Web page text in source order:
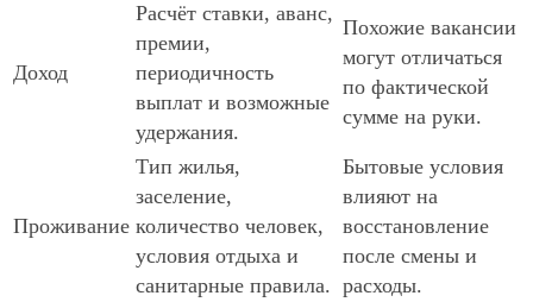
Доход
Расчёт ставки, аванс,
премии,
периодичность
выплат и возможные
удержания.
Похожие вакансии
могут отличаться
по фактической
сумме на руки.
Проживание
Тип жилья,
заселение,
количество человек,
условия отдыха и
санитарные правила.
Бытовые условия
влияют на
восстановление
после смены и
расходы.